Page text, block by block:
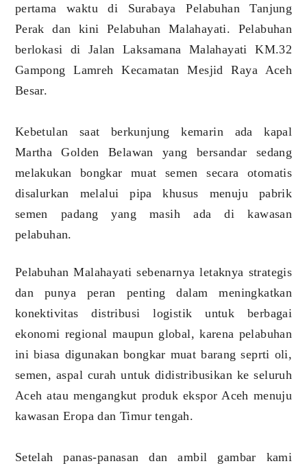
pertama waktu di Surabaya Pelabuhan Tanjung
Perak dan kini Pelabuhan Malahayati. Pelabuhan
berlokasi di Jalan Laksamana Malahayati KM.32
Gampong Lamreh Kecamatan Mesjid Raya Aceh
Besar.
Kebetulan saat berkunjung kemarin ada kapal
Martha Golden Belawan yang bersandar sedang
melakukan bongkar muat semen secara otomatis
disalurkan melalui pipa khusus menuju pabrik
semen padang yang masih ada di kawasan
pelabuhan.
Pelabuhan Malahayati sebenarnya letaknya strategis
dan punya peran penting dalam meningkatkan
konektivitas distribusi logistik untuk berbagai
ekonomi regional maupun global, karena pelabuhan
ini biasa digunakan bongkar muat barang seprti oli,
semen, aspal curah untuk didistribusikan ke seluruh
Aceh atau mengangkut produk ekspor Aceh menuju
kawasan Eropa dan Timur tengah.
Setelah panas-panasan dan ambil gambar kami